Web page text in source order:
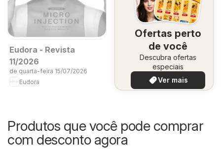
Eudora - Revista
11/2026
de quarta-feira 15/07/2026
Eudora
Ofertas perto
de você
Descubra ofertas
especiais
Ver mais
Produtos que você pode comprar
com desconto agora